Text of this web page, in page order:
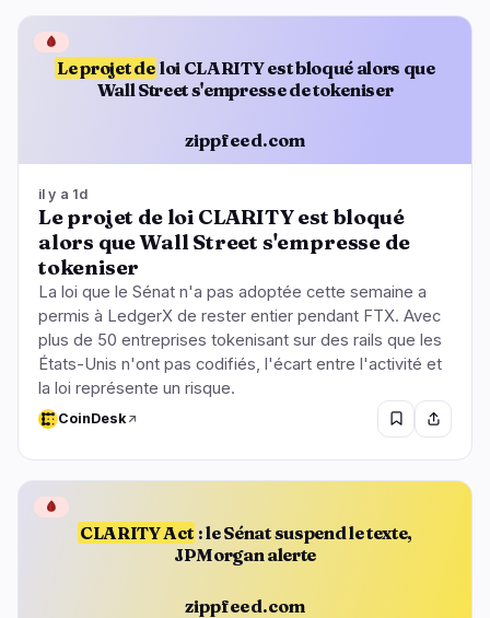
Le projet de loi CLARITY est bloqué alors que
Wall Street s'empresse de tokeniser
zippfeed.com
🩸
il y a 1d
Le projet de loi CLARITY est bloqué
alors que Wall Street s'empresse de
tokeniser
La loi que le Sénat n'a pas adoptée cette semaine a
permis à LedgerX de rester entier pendant FTX. Avec
plus de 50 entreprises tokenisant sur des rails que les
États-Unis n'ont pas codifiés, l'écart entre l'activité et
la loi représente un risque.
CoinDesk
CLARITY Act : le Sénat suspend le texte,
JPMorgan alerte
zippfeed.com
🩸